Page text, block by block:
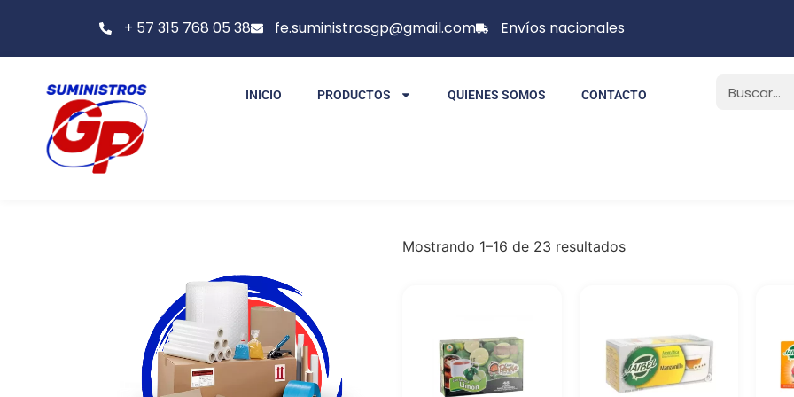
+ 57 315 768 05 38 fe.suministrosgp@gmail.com Envíos nacionales
INICIO PRODUCTOS QUIENES SOMOS CONTACTO
Mostrando 1–16 de 23 resultados